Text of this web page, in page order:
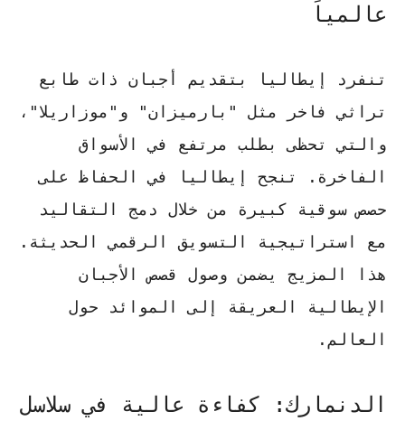
عالمياً
تنفرد إيطاليا بتقديم أجبان ذات طابع
تراثي فاخر مثل "بارميزان" و"موزاريلا"،
والتي تحظى بطلب مرتفع في الأسواق
الفاخرة. تنجح إيطاليا في الحفاظ على
حصص سوقية كبيرة من خلال دمج التقاليد
مع
استراتيجية التسويق الرقميالحديثة.
هذا المزيج يضمن وصول قصص الأجبان
الإيطالية العريقة إلى الموائد حول
العالم.
الدنمارك: كفاءة عالية في سلاسل